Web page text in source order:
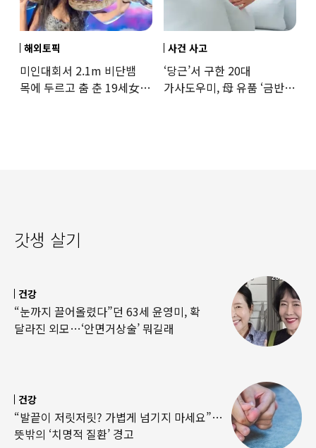
해외토픽
미인대회서 2.1m 비단뱀
목에 두르고 춤 춘 19세女
사건 사고
‘당근’서 구한 20대
가사도우미, 母 유품 ‘금반지
갓생 살기
건강
“눈까지 끌어올렸다”던 63세 윤영미, 확
달라진 외모…‘안면거상술’ 뭐길래
건강
“발끝이 저릿저릿? 가볍게 넘기지 마세요”…
뜻밖의 ‘치명적 질환’ 경고